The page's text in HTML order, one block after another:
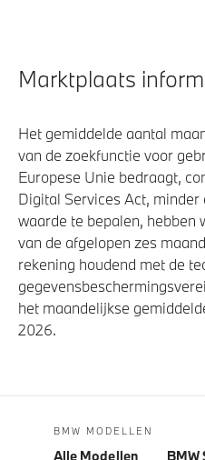
Marktplaats
Het gemiddelde aantal
van de zoekfunctie voor
Europese Unie bedraagt,
Digital Services Act,
waarde te bepalen, hebben
van de afgelopen zes
rekening houdend met de
het maandelijkse
2026.
BMW MODELLEN
Alle Modellen BMW